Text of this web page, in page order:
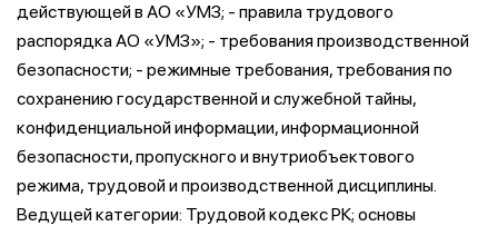
действующей в АО «УМЗ; - правила трудового
распорядка АО «УМЗ»; - требования производственной
безопасности; - режимные требования, требования по
сохранению государственной и служебной тайны,
конфиденциальной информации, информационной
безопасности, пропускного и внутриобъектового
режима, трудовой и производственной дисциплины.
Ведущей категории: Трудовой кодекс РК; основы